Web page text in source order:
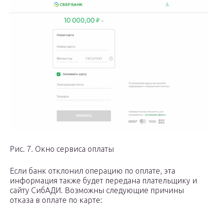
Рис. 7. Окно сервиса оплаты
Если банк отклонил операцию по оплате, эта
информация также будет передана плательщику и
сайту СибАДИ. Возможны следующие причины
отказа в оплате по карте: